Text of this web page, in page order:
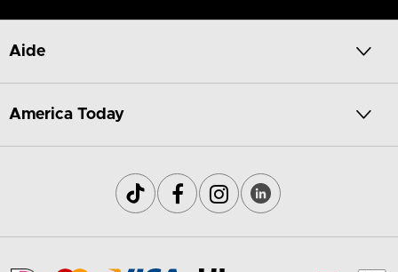
Aide
America Today